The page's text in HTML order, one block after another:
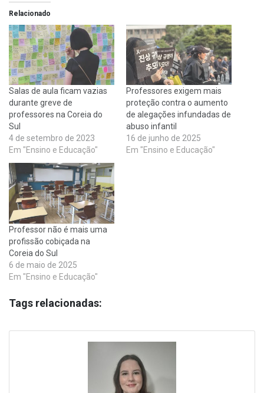
Relacionado
Salas de aula ficam vazias
durante greve de
professores na Coreia do
Sul
4 de setembro de 2023
Em "Ensino e Educação"
Professores exigem mais
proteção contra o aumento
de alegações infundadas de
abuso infantil
16 de junho de 2025
Em "Ensino e Educação"
Professor não é mais uma
profissão cobiçada na
Coreia do Sul
6 de maio de 2025
Em "Ensino e Educação"
Tags relacionadas: